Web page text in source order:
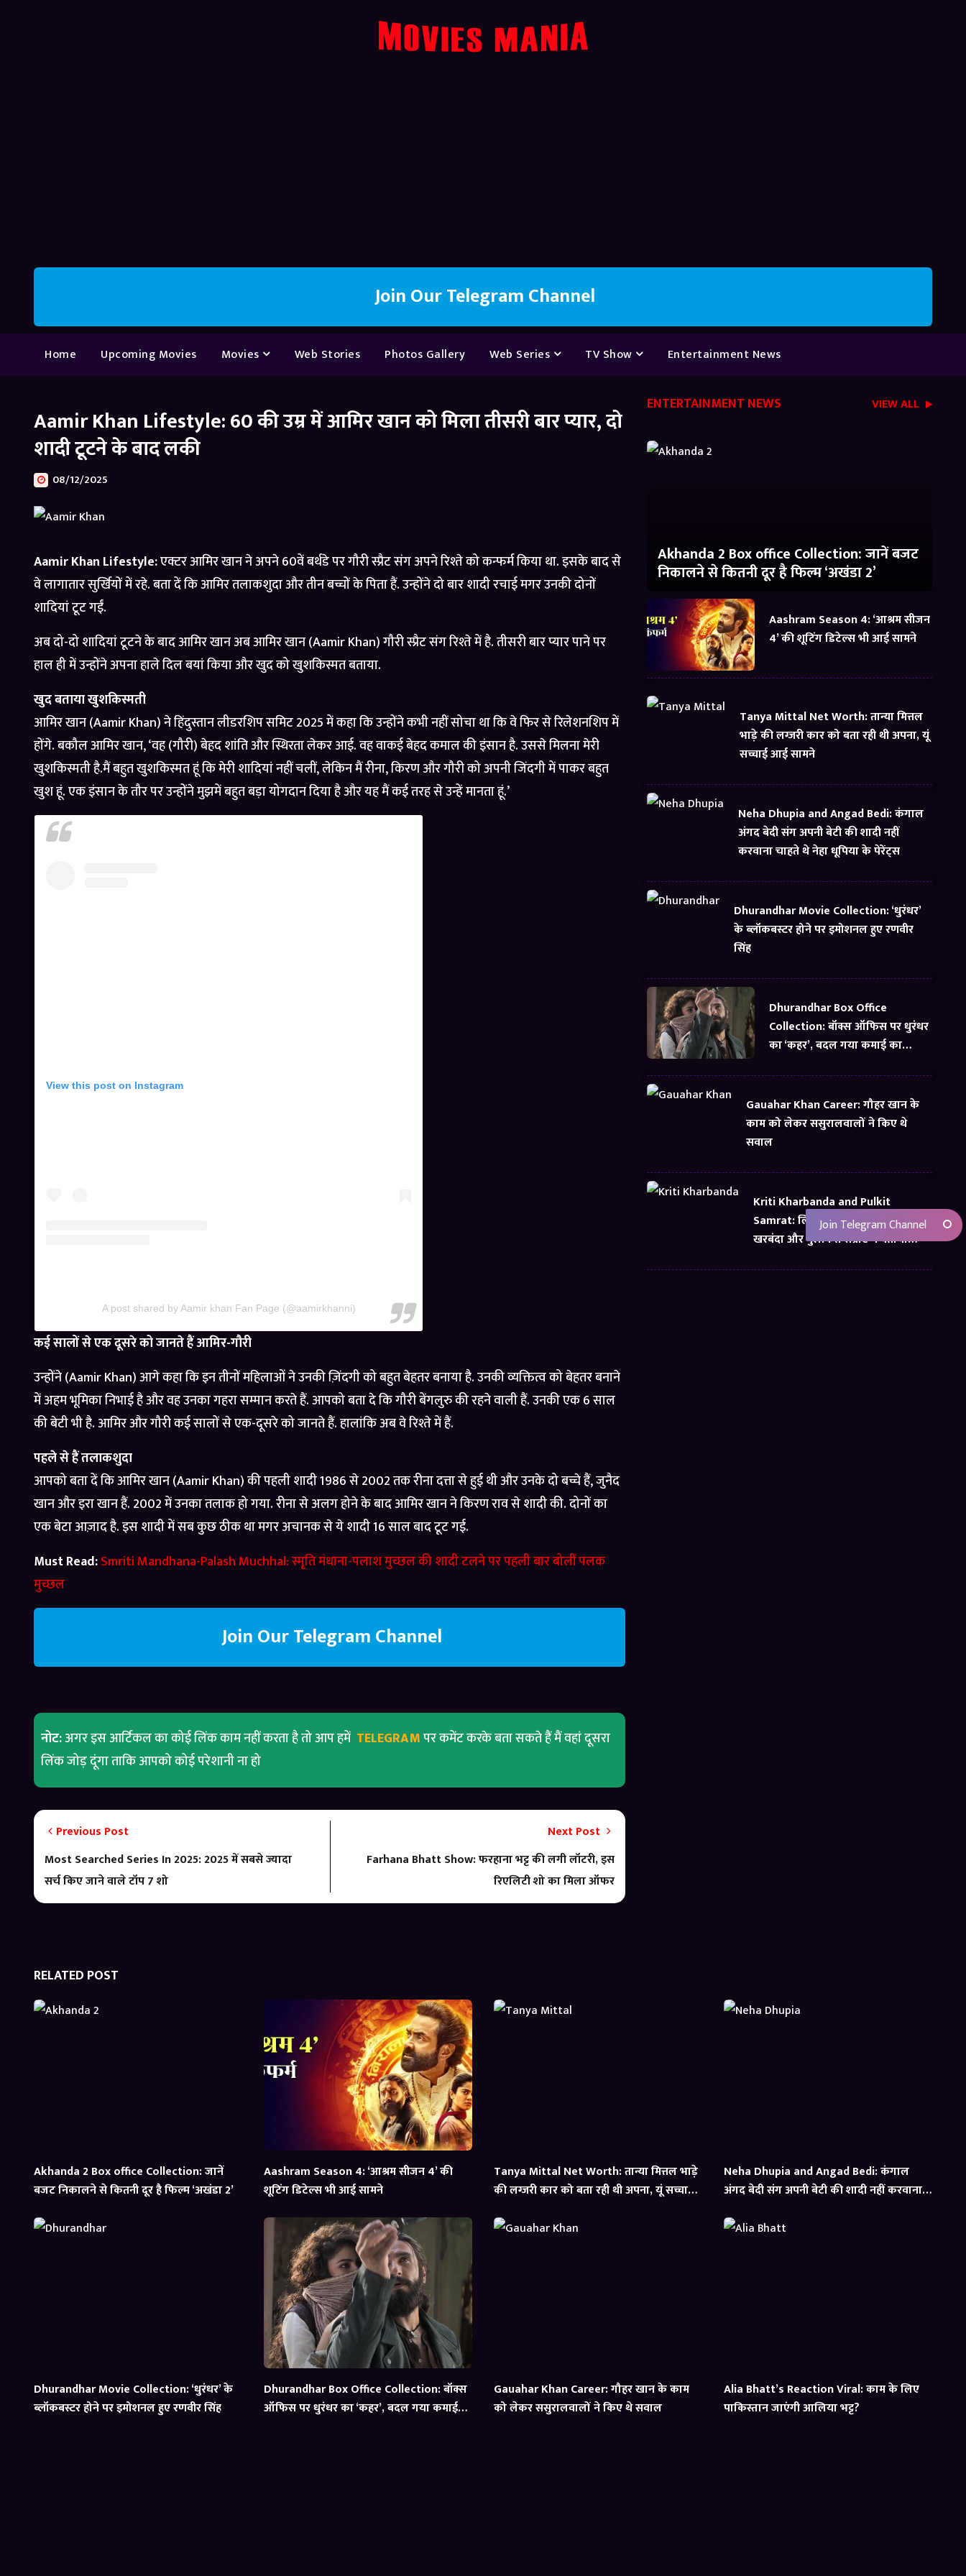
Join Our Telegram Channel
Home Upcoming Movies Movies Web Stories Photos Gallery Web Series TV Show Entertainment News
Aamir Khan Lifestyle: 60 की उम्र में आमिर खान को मिला तीसरी बार प्यार, दो
शादी टूटने के बाद लकी
08/12/2025
Aamir Khan Lifestyle:एक्टर आमिर खान ने अपने 60वें बर्थडे पर गौरी स्प्रैट संग अपने रिश्ते को कन्फर्म किया था. इसके बाद से
वे लागातार सुर्खियों में रहे. बता दें कि आमिर तलाकशुदा और तीन बच्चों के पिता हैं. उन्होंने दो बार शादी रचाई मगर उनकी दोनों
शादियां टूट गईं.
अब दो-दो शादियां टूटने के बाद आमिर खान अब आमिर खान (Aamir Khan) गौरी स्प्रैट संग रिश्ते में है. तीसरी बार प्यार पाने पर
हाल ही में उन्होंने अपना हाले दिल बयां किया और खुद को खुशकिस्मत बताया.
खुद बताया खुशकिस्मती
आमिर खान (Aamir Khan) ने हिंदुस्तान लीडरशिप समिट 2025 में कहा कि उन्होंने कभी नहीं सोचा था कि वे फिर से रिलेशनशिप में
होंगे. बकौल आमिर खान, ‘वह (गौरी) बेहद शांति और स्थिरता लेकर आई. वह वाकई बेहद कमाल की इंसान है. उससे मिलना मेरी
खुशकिस्मती है.मैं बहुत खुशकिस्मत हूं कि मेरी शादियां नहीं चलीं, लेकिन मैं रीना, किरण और गौरी को अपनी जिंदगी में पाकर बहुत
खुश हूं. एक इंसान के तौर पर उन्होंने मुझमें बहुत बड़ा योगदान दिया है और यह मैं कई तरह से उन्हें मानता हूं.’
View this post on Instagram
A post shared by Aamir khan Fan Page (@aamirkhanni)
कई सालों से एक दूसरे को जानते हैं आमिर-गौरी
उन्होंने (Aamir Khan) आगे कहा कि इन तीनों महिलाओं ने उनकी ज़िंदगी को बहुत बेहतर बनाया है. उनकी व्यक्तित्व को बेहतर बनाने
में अहम भूमिका निभाई है और वह उनका गहरा सम्मान करते हैं. आपको बता दे कि गौरी बेंगलुरु की रहने वाली हैं. उनकी एक 6 साल
की बेटी भी है. आमिर और गौरी कई सालों से एक-दूसरे को जानते हैं. हालांकि अब वे रिश्ते में हैं.
पहले से हैं तलाकशुदा
आपको बता दें कि आमिर खान (Aamir Khan) की पहली शादी 1986 से 2002 तक रीना दत्ता से हुई थी और उनके दो बच्चे हैं, जुनैद
खान और इरा खान हैं. 2002 में उनका तलाक हो गया. रीना से अलग होने के बाद आमिर खान ने किरण राव से शादी की. दोनों का
एक बेटा आज़ाद है. इस शादी में सब कुछ ठीक था मगर अचानक से ये शादी 16 साल बाद टूट गई.
Must Read:Smriti Mandhana-Palash Muchhal: स्मृति मंधाना-पलाश मुच्छल की शादी टलने पर पहली बार बोलीं पलक
मुच्छल
Join Our Telegram Channel
नोट:अगर इस आर्टिकल का कोई लिंक काम नहीं करता है तो आप हमें TELEGRAMपर कमेंट करके बता सकते हैं मैं वहां दूसरा
लिंक जोड़ दूंगा ताकि आपको कोई परेशानी ना हो
Previous Post
Most Searched Series In 2025: 2025 में सबसे ज्यादा
सर्च किए जाने वाले टॉप 7 शो
Next Post
Farhana Bhatt Show: फरहाना भट्ट की लगी लॉटरी, इस
रिएलिटी शो का मिला ऑफर
ENTERTAINMENT NEWS VIEW ALL
Akhanda 2 Box office Collection: जानें बजट
निकालने से कितनी दूर है फिल्म ‘अखंडा 2’
Aashram Season 4: ‘आश्रम सीजन
4’ की शूटिंग डिटेल्स भी आई सामने
Tanya Mittal Net Worth: तान्या मित्तल
भाड़े की लग्जरी कार को बता रही थी अपना, यूं
सच्चाई आई सामने
Neha Dhupia and Angad Bedi: कंगाल
अंगद बेदी संग अपनी बेटी की शादी नहीं
करवाना चाहते थे नेहा धूपिया के पेरेंट्स
Dhurandhar Movie Collection: ‘धुरंधर’
के ब्लॉकबस्टर होने पर इमोशनल हुए रणवीर
सिंह
Dhurandhar Box Office
Collection: बॉक्स ऑफिस पर धुरंधर
का ‘कहर’, बदल गया कमाई का
Gauahar Khan Career: गौहर खान के
काम को लेकर ससुरालवालों ने किए थे
सवाल
Kriti Kharbanda and Pulkit
Samrat: लिव-इन रिलेशनशिप को कृति
खरबंदा और पुलकित सम्राट ने बताया
RELATED POST
Akhanda 2 Box office Collection: जानें
बजट निकालने से कितनी दूर है फिल्म ‘अखंडा 2’
Aashram Season 4: ‘आश्रम सीजन 4’ की
शूटिंग डिटेल्स भी आई सामने
Tanya Mittal Net Worth: तान्या मित्तल भाड़े
की लग्जरी कार को बता रही थी अपना, यूं सच्चाई
Neha Dhupia and Angad Bedi: कंगाल
अंगद बेदी संग अपनी बेटी की शादी नहीं करवाना
Dhurandhar Movie Collection: ‘धुरंधर’ के
ब्लॉकबस्टर होने पर इमोशनल हुए रणवीर सिंह
Dhurandhar Box Office Collection: बॉक्स
ऑफिस पर धुरंधर का ‘कहर’, बदल गया कमाई
Gauahar Khan Career: गौहर खान के काम
को लेकर ससुरालवालों ने किए थे सवाल
Alia Bhatt’s Reaction Viral: काम के लिए
पाकिस्तान जाएंगी आलिया भट्ट?
Join Telegram Channel